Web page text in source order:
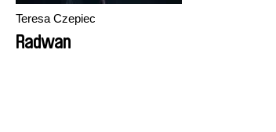
Teresa Czepiec
Radwan